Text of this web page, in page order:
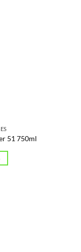
51 750ml